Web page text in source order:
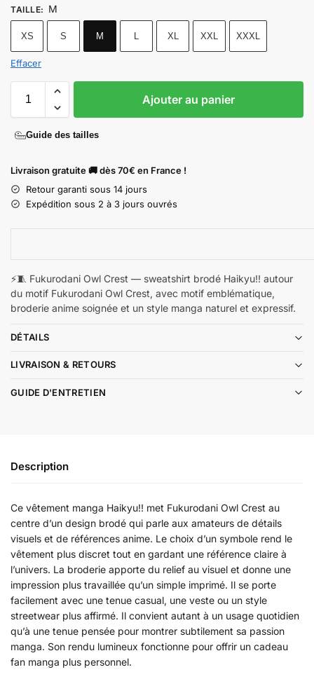
TAILLE: M
XS S M L XL XXL XXXL
Effacer
Ajouter au panier
Guide des tailles
Livraison gratuite 🚚 dès 70€ en France !
Retour garanti sous 14 jours
Expédition sous 2 à 3 jours ouvrés
⚡🧵 Fukurodani Owl Crest — sweatshirt brodé Haikyu!! autour
du motif Fukurodani Owl Crest, avec motif emblématique,
broderie anime soignée et un style manga naturel et expressif.
DÉTAILS
LIVRAISON & RETOURS
GUIDE D'ENTRETIEN
Description
Ce vêtement manga Haikyu!! met Fukurodani Owl Crest au
centre d’un design brodé qui parle aux amateurs de détails
visuels et de références anime. Le choix d’un symbole rend le
vêtement plus discret tout en gardant une référence claire à
l’univers. La broderie apporte du relief au visuel et donne une
impression plus travaillée qu’un simple imprimé. Il se porte
facilement avec une tenue casual, une veste ou un style
streetwear plus affirmé. Il convient autant à un usage quotidien
qu’à une tenue pensée pour montrer subtilement sa passion
manga. Son rendu lumineux fonctionne pour offrir un cadeau
fan manga plus personnel.